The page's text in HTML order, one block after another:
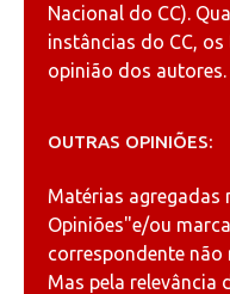
Nacional do CC).
instâncias do CC,
opinião dos autores.
OUTRAS OPINIÕES:
Matérias agregadas
Opiniões"e/ou
correspondente não
Mas pela relevância